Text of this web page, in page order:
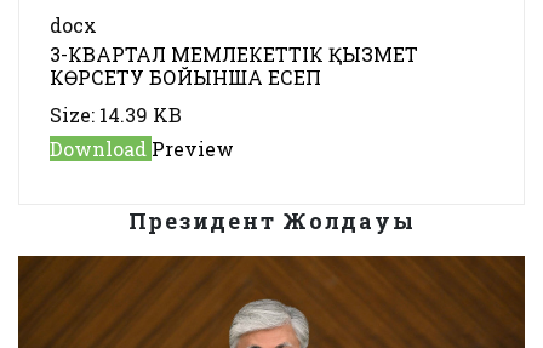
docx
3-КВАРТАЛ МЕМЛЕКЕТТІК ҚЫЗМЕТ
КӨРСЕТУ БОЙЫНША ЕСЕП
Size: 14.39 KB
Download Preview
Президент Жолдауы